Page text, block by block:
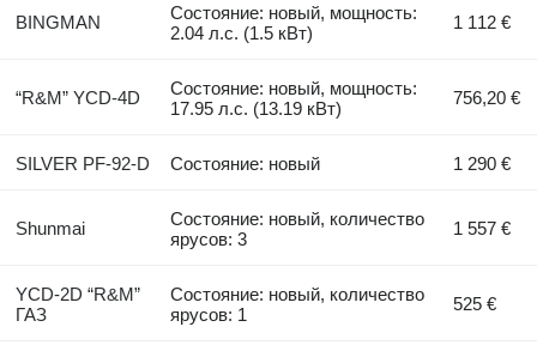
BINGMAN
Состояние: новый, мощность:
2.04 л.с. (1.5 кВт)
1 112 €
“R&M” YCD-4D
Состояние: новый, мощность:
17.95 л.с. (13.19 кВт)
756,20 €
SILVER PF-92-D Состояние: новый 1 290 €
Shunmai
Состояние: новый, количество
ярусов: 3
1 557 €
YCD-2D “R&M”
ГАЗ
Состояние: новый, количество
ярусов: 1
525 €